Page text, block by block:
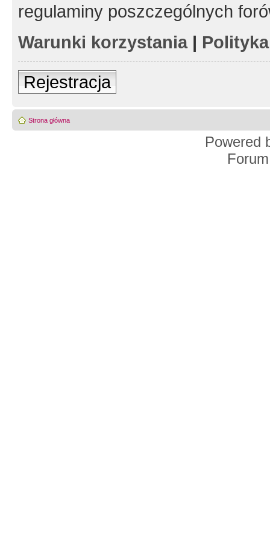
regulaminy poszczególnych
Warunki korzystania|
Rejestracja
Strona główna
Powered